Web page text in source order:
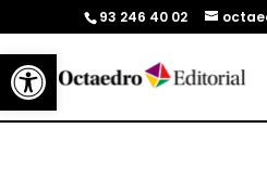
Abrir barra de herramientas
93 246 40 02